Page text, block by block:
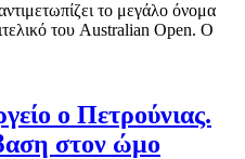
το μεγάλο όνομα
του Australian Open. Ο
ο Πετρούνιας.
στον ώμο